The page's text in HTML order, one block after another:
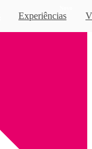
Experiências